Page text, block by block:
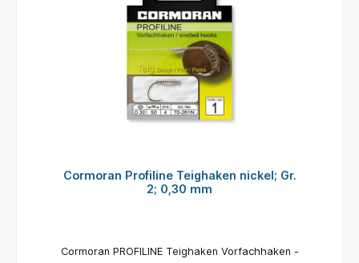
Cormoran Profiline Teighaken nickel; Gr.
2; 0,30 mm
Cormoran PROFILINE Teighaken Vorfachhaken -